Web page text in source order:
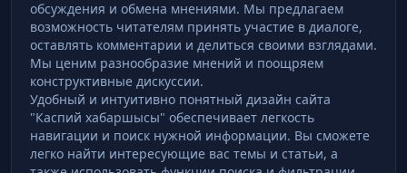
обсуждения и обмена мнениями. Мы предлагаем
возможность читателям принять участие в диалоге,
оставлять комментарии и делиться своими взглядами.
Мы ценим разнообразие мнений и поощряем
конструктивные дискуссии.
Удобный и интуитивно понятный дизайн сайта
"Каспий хабаршысы" обеспечивает легкость
навигации и поиск нужной информации. Вы сможете
легко найти интересующие вас темы и статьи, а